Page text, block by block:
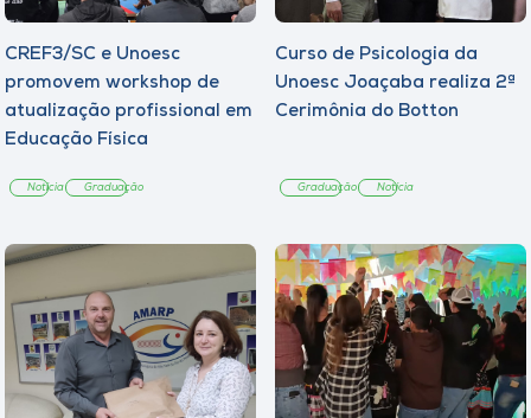
CREF3/SC e Unoesc
promovem workshop de
atualização profissional em
Educação Física
Notícia Graduação
Curso de Psicologia da
Unoesc Joaçaba realiza 2ª
Cerimônia do Botton
Graduação Notícia